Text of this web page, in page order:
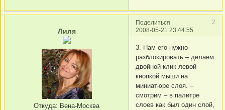
Поделиться
2
2008-05-21 23:44:55
Лиля
Откуда: Вена-Москва
3. Нам его нужно
разблокировать – делаем
двойной клик левой
кнопкой мыши на
миниатюре слоя. –
смотрим – в палитре
слоев как был один слой,